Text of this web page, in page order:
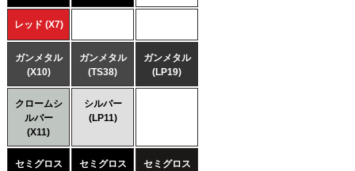
レッド (X7)
ガンメタル
(X10)
ガンメタル
(TS38)
ガンメタル
(LP19)
クロームシ
ルバー
(X11)
シルバー
(LP11)
セミグロス
セミグロス
セミグロス